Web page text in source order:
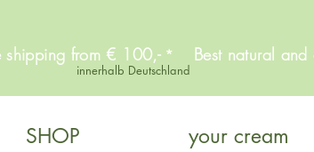
shipping from € 100,- * Best natural
innerhalb Deutschland
SHOP your cream